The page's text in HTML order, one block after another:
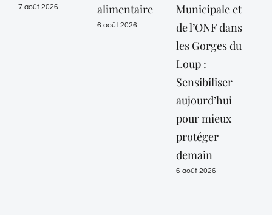
7 août 2026
alimentaire
6 août 2026
Municipale et
de l’ONF dans
les Gorges du
Loup :
Sensibiliser
aujourd’hui
pour mieux
protéger
demain
6 août 2026